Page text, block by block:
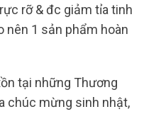
rỡ & đc giảm tỉa tinh
nên 1 sản phẩm hoàn
tại những Thương
chúc mừng sinh nhật,